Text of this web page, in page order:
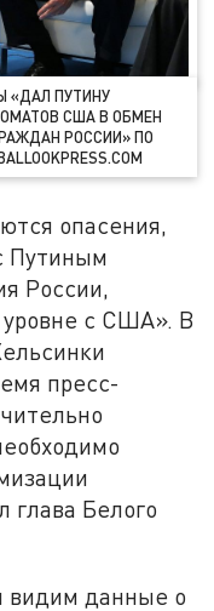
«ДАЛ ПУТИНУ
США В ОБМЕН
РОССИИ» ПО
опасения,
Путиным
России,
уровне с США». В
пресс-
глава Белого
видим данные о